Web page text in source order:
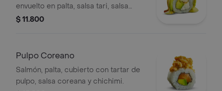
envuelto en palta, salsa tari, salsa
unagui, ciboulette y sesamo.
$ 11.800
Pulpo Coreano
Salmón, palta, cubierto con tartar de
pulpo, salsa coreana y chichimi.